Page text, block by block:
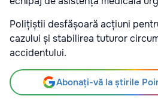
Polițiștii desfășoară acțiuni
cazului și stabilirea tuturor
accidentului.
Abonați-vă la știrile